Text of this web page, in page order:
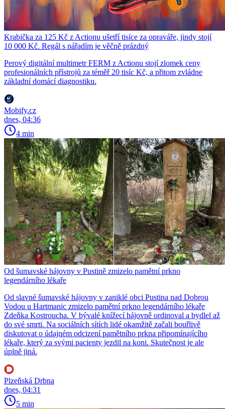
Krabička za 125 Kč z Actionu ušetří tisíce za opraváře, jindy stojí
10 000 Kč. Regál s nářadím je věčně prázdný
Perový digitální multimetr FERM z Actionu stojí zlomek ceny
profesionálních přístrojů za téměř 20 tisíc Kč, a přitom zvládne
základní domácí diagnostiku.
Mobify.cz
dnes, 04:36
4 min
Od šumavské hájovny v Pustině zmizelo pamětní prkno
legendárního lékaře
Od slavné šumavské hájovny v zaniklé obci Pustina nad Dobrou
Vodou u Hartmanic zmizelo pamětní prkno legendárního lékaře
Zdeňka Kostroucha. V bývalé knížecí hájovně ordinoval a bydlel až
do své smrti. Na sociálních sítích lidé okamžitě začali bouřlivě
diskutovat o údajném odcizení pamětního prkna připomínajícího
lékaře, který za svými pacienty jezdil na koni. Skutečnost je ale
úplně jiná.
Plzeňská Drbna
dnes, 04:31
5 min